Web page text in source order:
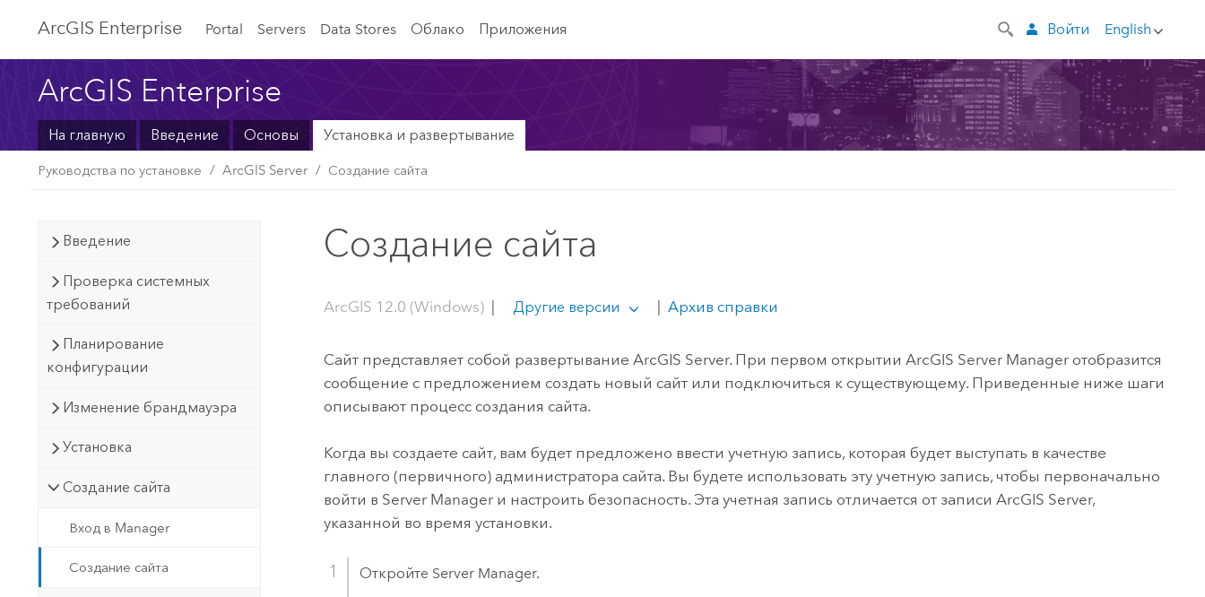
ArcGIS Enterprise Portal Servers Data Stores Облако Приложения English
Войти
ArcGIS Enterprise
На главную Введение Основы Установка и развертывание
Руководства по установке ArcGIS Server Создание сайта
Введение
Проверка системных
требований
Планирование
конфигурации
Изменение брандмауэра
Установка
Создание сайта
Вход в Manager
Создание сайта
Создание сайта
ArcGIS 12.0 (Windows) | Другие версии | Архив справки
Сайт представляет собой развертываниеArcGIS Server. При первом открытииArcGIS Server Manager отобразится
сообщение с предложением создать новый сайт или подключиться к существующему. Приведенные ниже шаги
описывают процесс создания сайта.
Когда вы создаете сайт, вам будет предложено ввести учетную запись, которая будет выступать в качестве
главного (первичного) администратора сайта. Вы будете использовать эту учетную запись, чтобы первоначально
войти в Server Manager и настроить безопасность. Эта учетная запись отличается от записиArcGIS Server,
указанной во время установки.
Откройте Server Manager.